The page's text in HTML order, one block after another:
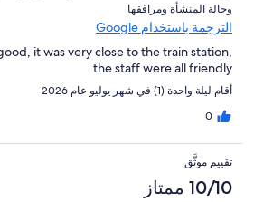
و⁦حالة المنشأة ومرافقها⁩
الترجمة باستخدام Google
it was very close to the train station,
the staff were all friendly
أقام ليلة واحدة (1) في شهر يوليو عام 2026
0
تقييم موثَّق
10/10 ممتاز